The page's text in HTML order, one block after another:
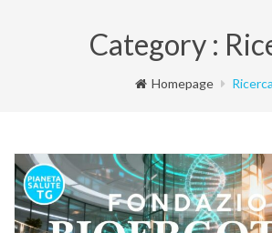
Category :
Homepage Ricerca